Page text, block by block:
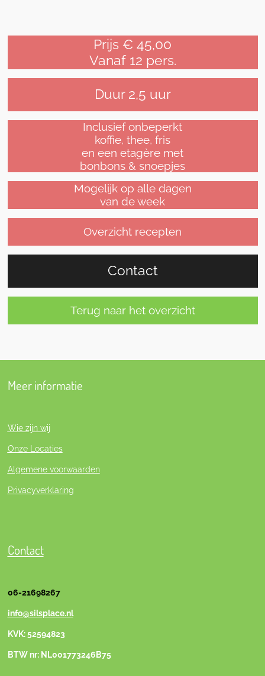
Prijs € 45,00
Vanaf 12 pers.
Duur 2,5 uur
Inclusief onbeperkt
koffie, thee, fris
en een etagère met
bonbons & snoepjes
Mogelijk op alle dagen
van de week
Overzicht recepten
Contact
Terug naar het overzicht
Meer informatie
Wie zijn wij
Onze Locaties
Algemene voorwaarden
Privacyverklaring
Contact
06-21698267
info@silsplace.nl
KVK: 52594823
BTW nr: NL001773246B75